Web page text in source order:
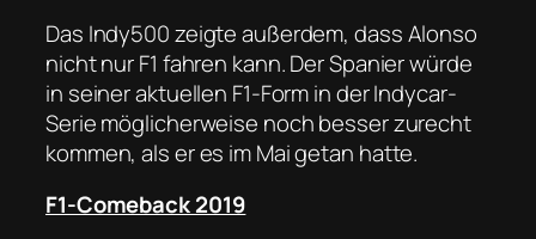
Das Indy500 zeigte außerdem, dass Alonso
nicht nur F1 fahren kann. Der Spanier würde
in seiner aktuellen F1-Form in der Indycar-
Serie möglicherweise noch besser zurecht
kommen, als er es im Mai getan hatte.
F1-Comeback 2019